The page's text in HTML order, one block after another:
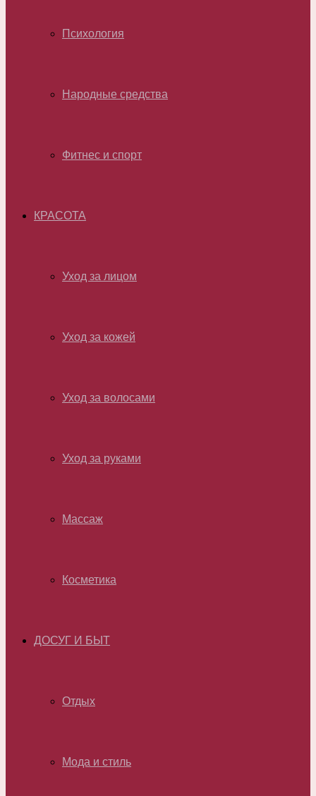
Психология
Народные средства
Фитнес и спорт
КРАСОТА
Уход за лицом
Уход за кожей
Уход за волосами
Уход за руками
Массаж
Косметика
ДОСУГ И БЫТ
Отдых
Мода и стиль